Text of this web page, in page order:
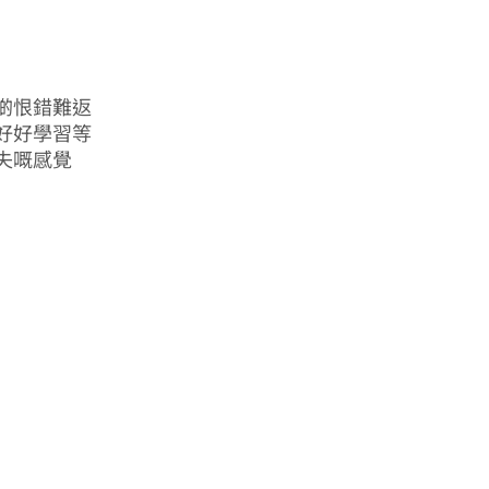
恨錯難返
好學習等
嘅感覺